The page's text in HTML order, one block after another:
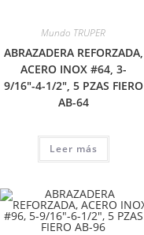
Mundo TRUPER
ABRAZADERA REFORZADA,
ACERO INOX #64, 3-
9/16″-4-1/2″, 5 PZAS FIERO
AB-64
Leer más